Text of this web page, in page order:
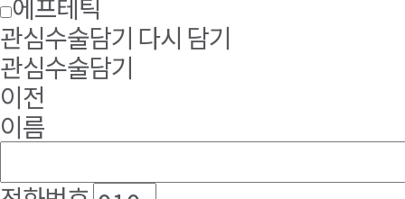
에프테틱
관심수술담기 다시 담기
관심수술담기
이전
이름